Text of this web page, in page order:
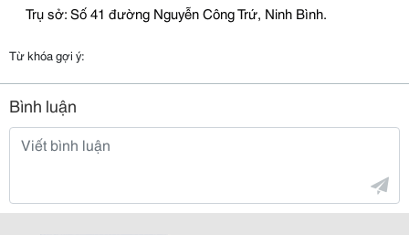
Trụ sở: Số 41 đường Nguyễn Công Trứ, Ninh Bình.
Từ khóa gợi ý:
Bình luận